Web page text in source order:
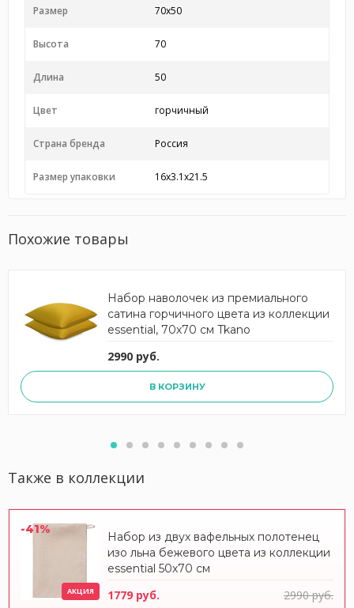
Размер 70x50
Высота 70
Длина 50
Цвет горчичный
Страна бренда Россия
Размер упаковки 16x3.1x21.5
Похожие товары
Набор наволочек из премиального
сатина горчичного цвета из коллекции
essential, 70х70 см Tkano
2990 руб.
В КОРЗИНУ
Также в коллекции
-41%
АКЦИЯ
Набор из двух вафельных полотенец
изо льна бежевого цвета из коллекции
essential 50х70 см
1779 руб. 2990 руб.